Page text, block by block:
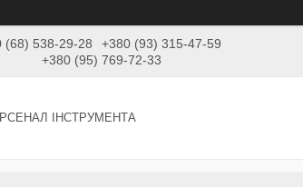
(68) 538-29-28
+380 (93) 315-47-59
+380 (95) 769-72-33
ІНСТРУМЕНТА